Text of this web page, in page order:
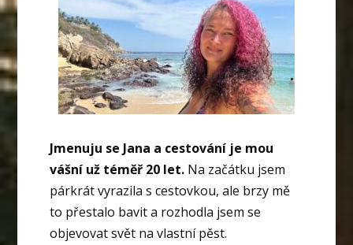
Jmenuju se Jana a cestování je mou
vášní už téměř 20 let.Na začátku jsem
párkrát vyrazila s cestovkou, ale brzy mě
to přestalo bavit a rozhodla jsem se
objevovat svět na vlastní pěst.